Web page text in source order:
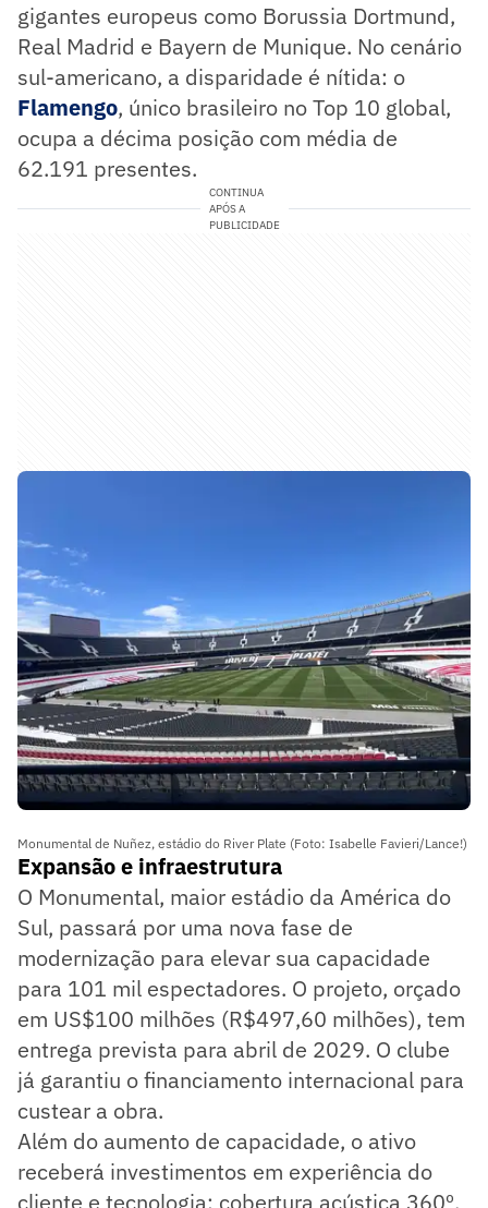
gigantes europeus como Borussia Dortmund,
Real Madrid e Bayern de Munique. No cenário
sul-americano, a disparidade é nítida: o
Flamengo, único brasileiro no Top 10 global,
ocupa a décima posição com média de
62.191 presentes.
CONTINUA
APÓS A
PUBLICIDADE
Monumental de Nuñez, estádio do River Plate (Foto: Isabelle Favieri/Lance!)
Expansão e infraestrutura
O Monumental, maior estádio da América do
Sul, passará por uma nova fase de
modernização para elevar sua capacidade
para 101 mil espectadores. O projeto, orçado
em US$100 milhões (R$497,60 milhões), tem
entrega prevista para abril de 2029. O clube
já garantiu o financiamento internacional para
custear a obra.
Além do aumento de capacidade, o ativo
receberá investimentos em experiência do